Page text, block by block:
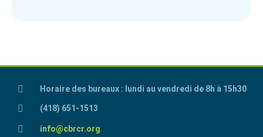
Horaire des bureaux : lundi au vendredi de 8h à 15h30
(418) 651-1513
info@cbrcr.org